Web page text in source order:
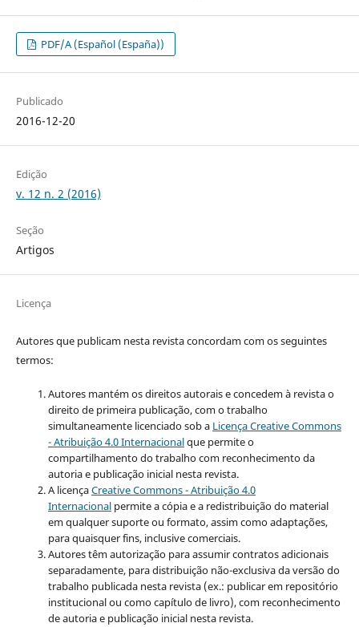
PDF/A (Español (España))
Publicado
2016-12-20
Edição
v. 12 n. 2 (2016)
Seção
Artigos
Licença
Autores que publicam nesta revista concordam com os seguintes
termos:
Autores mantém os direitos autorais e concedem à revista o
direito de primeira publicação, com o trabalho
simultaneamente licenciado sob a Licença Creative Commons
- Atribuição 4.0 Internacionalque permite o
compartilhamento do trabalho com reconhecimento da
autoria e publicação inicial nesta revista.
A licençaCreative Commons - Atribuição 4.0
Internacionalpermite a cópia e a redistribuição do material
em qualquer suporte ou formato, assim como adaptações,
para quaisquer fins, inclusive comerciais.
Autores têm autorização para assumir contratos adicionais
separadamente, para distribuição não-exclusiva da versão do
trabalho publicada nesta revista (ex.: publicar em repositório
institucional ou como capítulo de livro), com reconhecimento
de autoria e publicação inicial nesta revista.